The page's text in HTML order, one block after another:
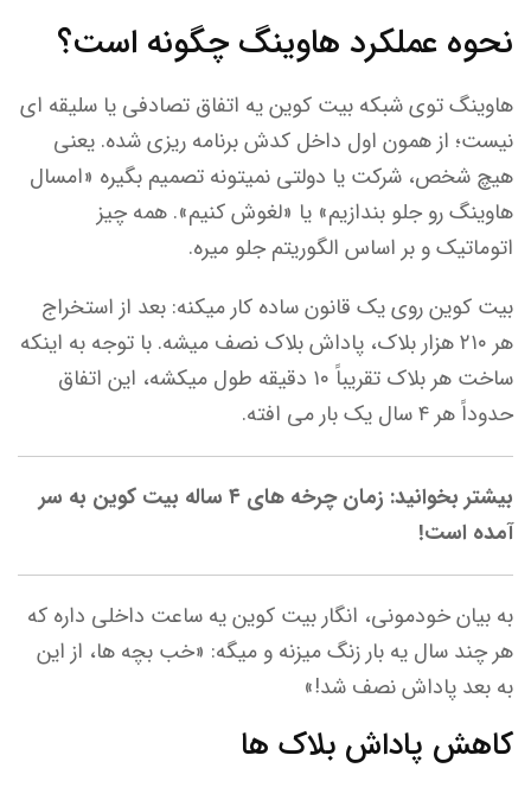
نحوه عملکرد هاوینگ چگونه است؟
هاوینگ توی شبکه ‌بیت کوین یه اتفاق تصادفی یا سلیقه ای
نیست؛ از همون اول داخل کدش برنامه ریزی شده. یعنی
هیچ شخص، شرکت یا دولتی نمیتونه تصمیم بگیره «امسال
هاوینگ رو جلو بندازیم» یا «لغوش کنیم». همه چیز
اتوماتیک و بر اساس الگوریتم جلو میره.
بیت کوین روی یک قانون ساده کار میکنه: بعد از استخراج
هر ۲۱۰ هزار بلاک، پاداش بلاک نصف میشه. با توجه به اینکه
ساخت هر بلاک تقریباً ۱۰ دقیقه طول میکشه، این اتفاق
حدوداً هر ۴ سال یک بار می افته.
بیشتر بخوانید: زمان چرخه های ۴ ساله بیت کوین به سر
آمده است!
به بیان خودمونی، انگار بیت کوین یه ساعت داخلی داره که
هر چند سال یه بار زنگ میزنه و میگه: «خب بچه ها، از این
به بعد پاداش نصف شد!»
کاهش پاداش بلاک ها